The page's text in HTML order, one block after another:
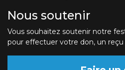
Nous soutenir
Vous souhaitez soutenir notre
pour effectuer votre don, un reçu